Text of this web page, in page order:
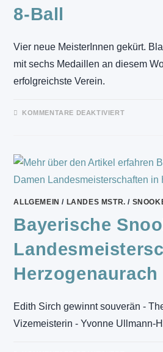
8-Ball
Vier neue MeisterInnen gekürt.
mit sechs Medaillen an diesem
erfolgreichste Verein.
KOMMENTARE DEAKTIVIERTFÜR
ALLGEMEIN / LANDES MSTR. /
Bayerische
Herzogenaurach
Edith Sirch gewinnt souverän -
Vizemeisterin - Yvonne Ullmann-